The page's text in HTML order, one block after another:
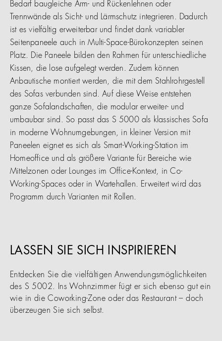
Bedarf baugleiche Arm- und Rückenlehnen oder
Trennwände als Sicht- und Lärmschutz integrieren. Dadurch
ist es vielfältig erweiterbar und findet dank variabler
Seitenpaneele auch in Multi-Space-Bürokonzepten seinen
Platz. Die Paneele bilden den Rahmen für unterschiedliche
Kissen, die lose aufgelegt werden. Zudem können
Anbautische montiert werden, die mit dem Stahlrohrgestell
des Sofas verbunden sind. Auf diese Weise entstehen
ganze Sofalandschaften, die modular erweiter- und
umbaubar sind. So passt das S 5000 als klassisches Sofa
in moderne Wohnumgebungen, in kleiner Version mit
Paneelen eignet es sich als Smart-Working-Station im
Homeoffice und als größere Variante für Bereiche wie
Mittelzonen oder Lounges im Office-Kontext, in Co-
Working-Spaces oder in Wartehallen. Erweitert wird das
Programm durch Varianten mit Rollen.
LASSEN SIE SICH INSPIRIEREN
Entdecken Sie die vielfältigen Anwendungsmöglichkeiten
des S 5002. Ins Wohnzimmer fügt er sich ebenso gut ein
wie in die Coworking-Zone oder das Restaurant – doch
überzeugen Sie sich selbst.